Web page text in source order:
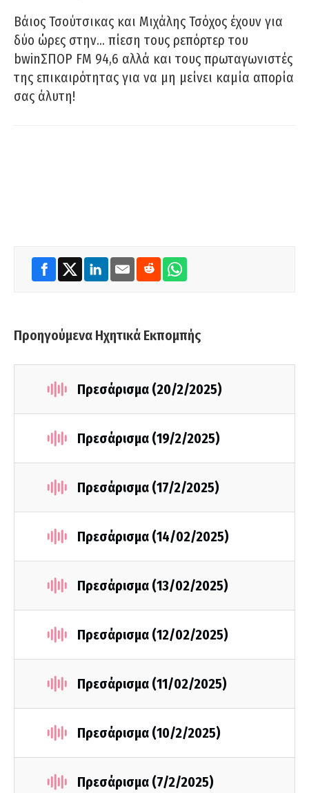
Βάιος Τσούτσικας και Μιχάλης Τσόχος έχουν για
δύο ώρες στην… πίεση τους ρεπόρτερ του
bwinΣΠΟΡ FM 94,6 αλλά και τους πρωταγωνιστές
της επικαιρότητας για να μη μείνει καμία απορία
σας άλυτη!
Προηγούμενα Ηχητικά Εκπομπής
Πρεσάρισμα (20/2/2025)
Πρεσάρισμα (19/2/2025)
Πρεσάρισμα (17/2/2025)
Πρεσάρισμα (14/02/2025)
Πρεσάρισμα (13/02/2025)
Πρεσάρισμα (12/02/2025)
Πρεσάρισμα (11/02/2025)
Πρεσάρισμα (10/2/2025)
Πρεσάρισμα (7/2/2025)